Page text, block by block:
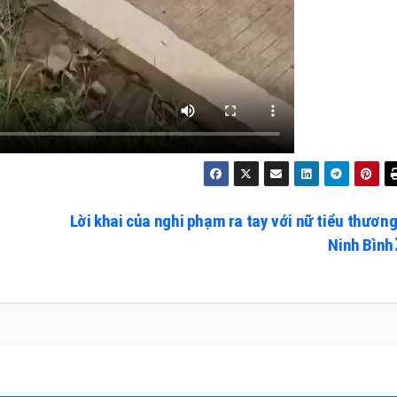
Lời khai của nghi phạm ra tay với nữ tiểu
Ninh Bình